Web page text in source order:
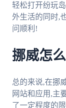
轻松打开纷玩
外生活的同时,
问顺利!
挪威怎
总的来说,在挪
网站和应用,主
了一定程度的